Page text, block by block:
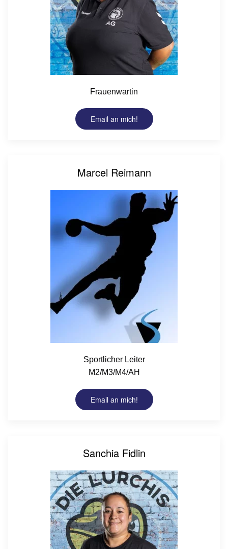
Frauenwartin
Email an mich!
Marcel Reimann
Sportlicher Leiter
M2/M3/M4/AH
Email an mich!
Sanchia Fidlin